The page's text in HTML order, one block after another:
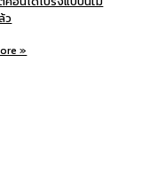
ว
»